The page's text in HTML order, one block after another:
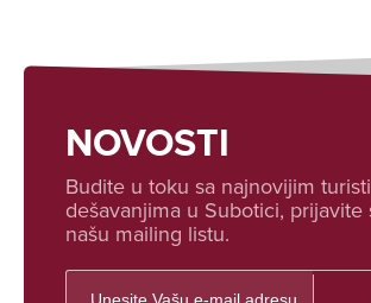
NOVOSTI
Budite u toku sa najnovijim
dešavanjima u Subotici, prijavite
našu mailing listu.